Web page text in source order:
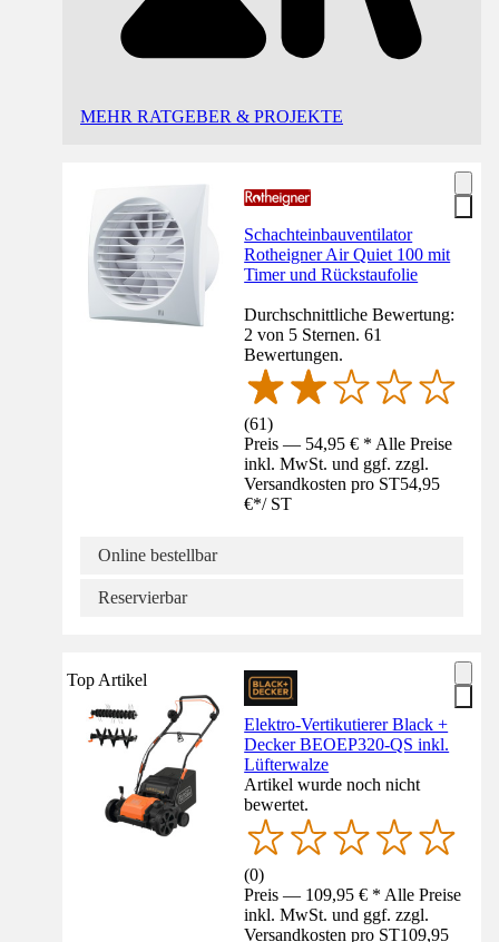
MEHR RATGEBER & PROJEKTE
Schachteinbauventilator
Rotheigner Air Quiet 100 mit
Timer und Rückstaufolie
Durchschnittliche Bewertung:
2 von 5 Sternen. 61
Bewertungen.
(61)
Preis — 54,95 € * Alle Preise
inkl. MwSt. und ggf. zzgl.
Versandkosten pro ST54,95
€*/ ST
Online bestellbar
Reservierbar
Top Artikel
Elektro-Vertikutierer Black +
Decker BEOEP320-QS inkl.
Lüfterwalze
Artikel wurde noch nicht
bewertet.
(0)
Preis — 109,95 € * Alle Preise
inkl. MwSt. und ggf. zzgl.
Versandkosten pro ST109,95